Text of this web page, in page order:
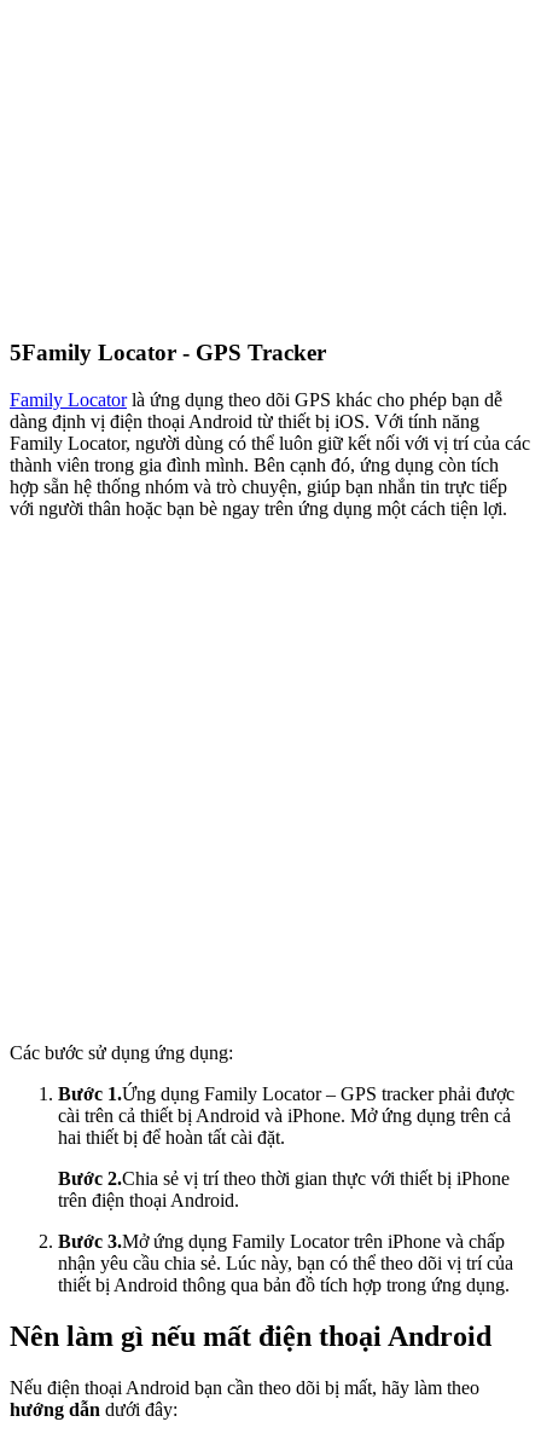
5Family Locator - GPS Tracker
Family Locatorlà ứng dụng theo dõi GPS khác cho phép bạn dễ
dàng định vị điện thoại Android từ thiết bị iOS. Với tính năng
Family Locator, người dùng có thể luôn giữ kết nối với vị trí của các
thành viên trong gia đình mình. Bên cạnh đó, ứng dụng còn tích
hợp sẵn hệ thống nhóm và trò chuyện, giúp bạn nhắn tin trực tiếp
với người thân hoặc bạn bè ngay trên ứng dụng một cách tiện lợi.
Các bước sử dụng ứng dụng:
Bước 1.Ứng dụng Family Locator – GPS tracker phải được
cài trên cả thiết bị Android và iPhone. Mở ứng dụng trên cả
hai thiết bị để hoàn tất cài đặt.
Bước 2.Chia sẻ vị trí theo thời gian thực với thiết bị iPhone
trên điện thoại Android.
Bước 3.Mở ứng dụng Family Locator trên iPhone và chấp
nhận yêu cầu chia sẻ. Lúc này, bạn có thể theo dõi vị trí của
thiết bị Android thông qua bản đồ tích hợp trong ứng dụng.
Nên làm gì nếu mất điện thoại Android
Nếu điện thoại Android bạn cần theo dõi bị mất, hãy làm theo
hướng dẫn dưới đây: